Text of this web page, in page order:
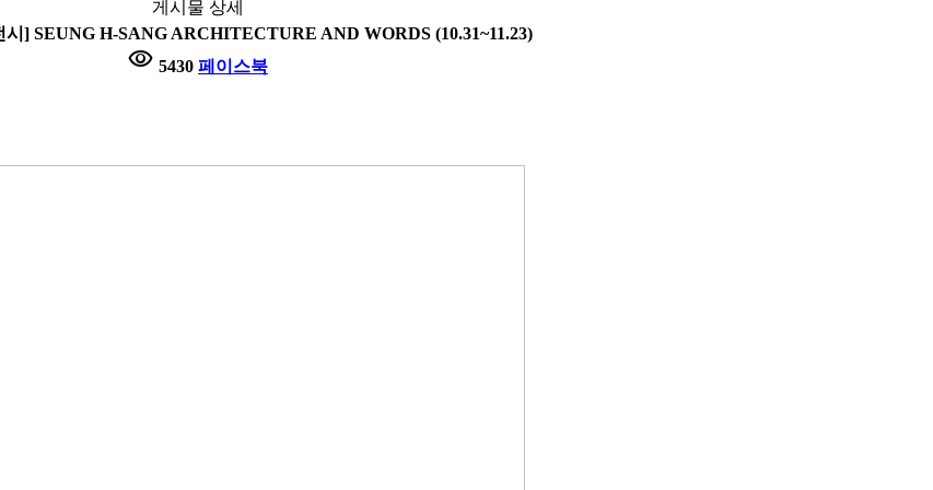
게시물 상세
] SEUNG H-SANG ARCHITECTURE AND WORDS (10.31~11.23)
visibility 5430 페이스북